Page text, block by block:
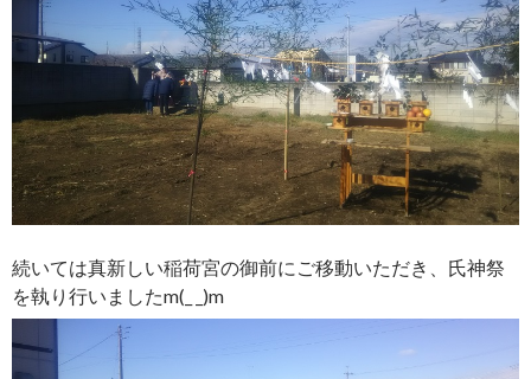
続いては真新しい稲荷宮の御前にご移動いただき、氏神祭
を執り行いましたm(_ _)m